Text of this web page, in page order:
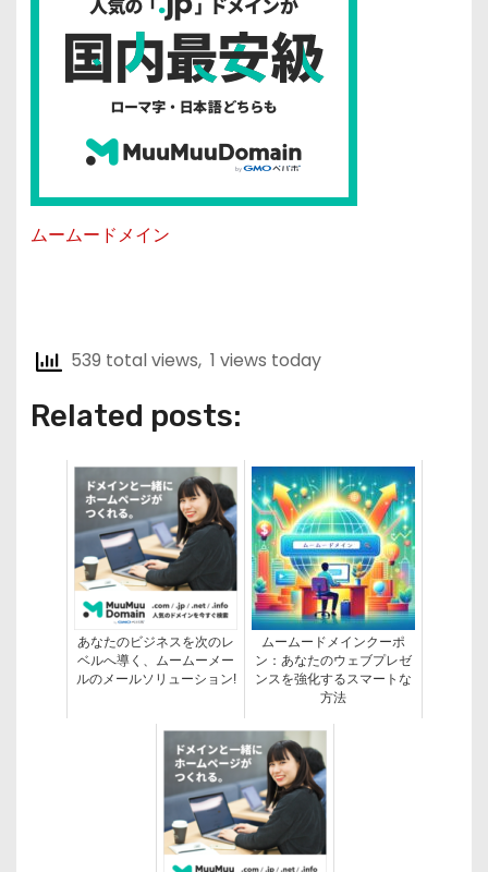
ムームードメイン
539 total views, 1 views today
Related posts:
あなたのビジネスを次のレ
ベルへ導く、ムームーメー
ルのメールソリューション!
ムームードメインクーポ
ン：あなたのウェブプレゼ
ンスを強化するスマートな
方法